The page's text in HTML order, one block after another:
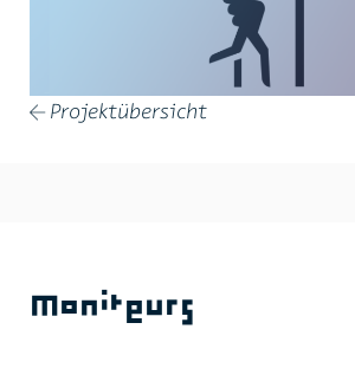
← Projektübersicht
Moniteurs